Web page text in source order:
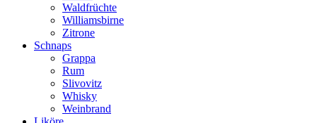
Waldfrüchte
Williamsbirne
Zitrone
Schnaps
Grappa
Rum
Slivovitz
Whisky
Weinbrand